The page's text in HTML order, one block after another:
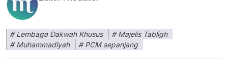
Lembaga Dakwah Khusus
Majelis Tabligh
Muhammadiyah
PCM sepanjang